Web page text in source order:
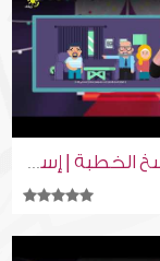
حكم فسخ الخطبة | إسلام ويب | للصم بلغة الإشارة